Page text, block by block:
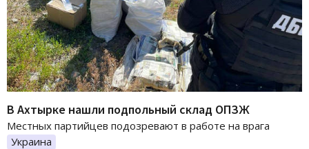
В Ахтырке нашли подпольный склад ОПЗЖ
Местных партийцев подозревают в работе на врага
Украина